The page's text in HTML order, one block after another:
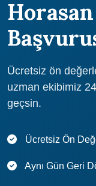
(Erzurum) şirketlerine,
etkili bir şekilde ISO
imkanı sunar.
9001 belgesine sahip
Ücretsiz ön
uzman ekibimiz
geçsin.
Ücretsiz Ön
Aynı Gün Geri